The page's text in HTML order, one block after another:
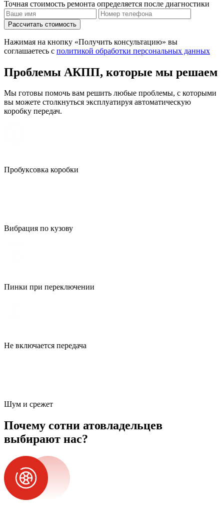
Точная стоимость ремонта определяется после диагностики
Рассчитать стоимость
Нажимая на кнопку «Получить консультацию» вы
соглашаетесь с политикой обработки персональных данных
Проблемы АКПП, которые мы решаем
Мы готовы помочь вам решить любые проблемы, с которыми
вы можете столкнуться эксплуатируя автоматическую
коробку передач.
Пробуксовка коробки
Вибрация по кузову
Пинки при переключении
Не включается передача
Шум и срежет
Почему сотни атовладельцев
выбирают нас?